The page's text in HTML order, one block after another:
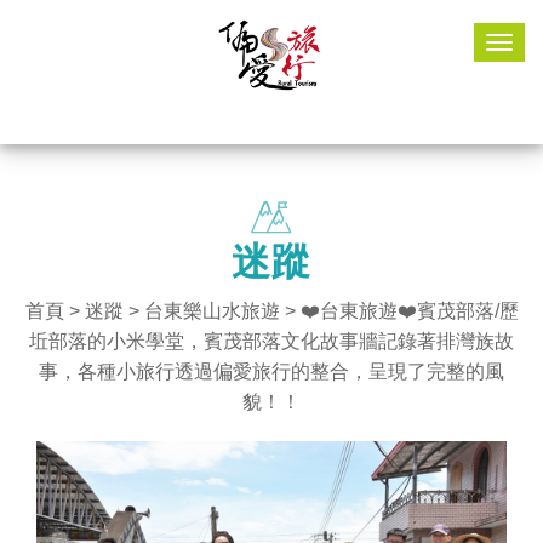
迷蹤
首頁> 迷蹤 > 台東樂山水旅遊 > ❤️台東旅遊❤️賓茂部落/歷
坵部落的小米學堂，賓茂部落文化故事牆記錄著排灣族故
事，各種小旅行透過偏愛旅行的整合，呈現了完整的風
貌！！